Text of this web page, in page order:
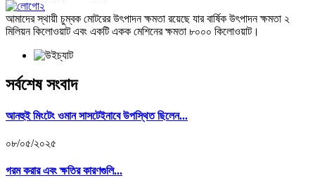
আমাদের স্থায়ী চুম্বক মোটরের উৎপাদন ক্ষমতা রয়েছে যার বার্ষিক উৎপাদন ক্ষমতা ২
মিলিয়ন কিলোওয়াট এবং একটি একক মেশিনের ক্ষমতা ৮০০০ কিলোওয়াট।
সর্বশেষ সংবাদ
আনহুই মিংটেং ওমান সাসটেইনাবে উপস্থিত ছিলেন...
০৮/০৫/২০২৫
গরম করার এবং ক্ষতির কারণগুলি...